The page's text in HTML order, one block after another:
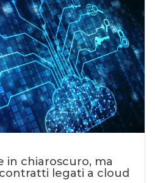
in chiaroscuro, ma
legati a cloud